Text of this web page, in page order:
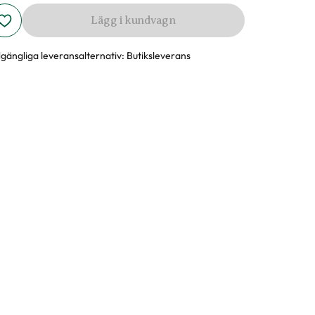
Lägg i kundvagn
leveransalternativ: Butiksleverans